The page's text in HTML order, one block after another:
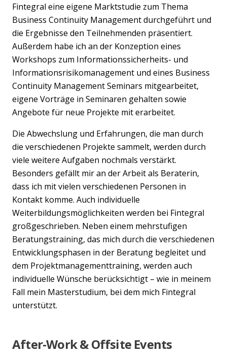
Fintegral eine eigene Marktstudie zum Thema
Business Continuity Management durchgeführt und
die Ergebnisse den Teilnehmenden präsentiert.
Außerdem habe ich an der Konzeption eines
Workshops zum Informationssicherheits- und
Informationsrisikomanagement und eines Business
Continuity Management Seminars mitgearbeitet,
eigene Vorträge in Seminaren gehalten sowie
Angebote für neue Projekte mit erarbeitet.
Die Abwechslung und Erfahrungen, die man durch
die verschiedenen Projekte sammelt, werden durch
viele weitere Aufgaben nochmals verstärkt.
Besonders gefällt mir an der Arbeit als Beraterin,
dass ich mit vielen verschiedenen Personen in
Kontakt komme. Auch individuelle
Weiterbildungsmöglichkeiten werden bei Fintegral
großgeschrieben. Neben einem mehrstufigen
Beratungstraining, das mich durch die verschiedenen
Entwicklungsphasen in der Beratung begleitet und
dem Projektmanagementtraining, werden auch
individuelle Wünsche berücksichtigt – wie in meinem
Fall mein Masterstudium, bei dem mich Fintegral
unterstützt.
After-Work & Offsite Events